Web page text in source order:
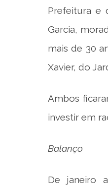
Prefeitura e
Garcia,
mais de 30
Xavier, do
Ambos
investir em
Balanço
De janeiro